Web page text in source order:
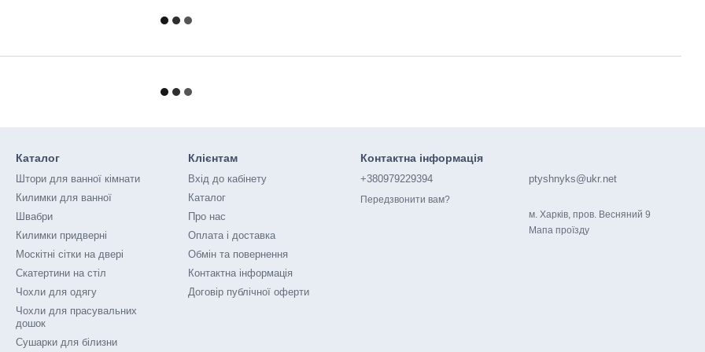
Каталог
Штори для ванної кімнати
Килимки для ванної
Швабри
Килимки придверні
Москітні сітки на двері
Скатертини на стіл
Чохли для одягу
Чохли для прасувальних
дошок
Сушарки для білизни
Клієнтам
Вхід до кабінету
Каталог
Про нас
Оплата і доставка
Обмін та повернення
Контактна інформація
Договір публічної оферти
Контактна інформація
+380979229394
Передзвонити вам?
ptyshnyks@ukr.net
м. Харків, пров. Весняний 9
Мапа проїзду